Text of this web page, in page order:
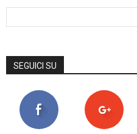
SEGUICI SU